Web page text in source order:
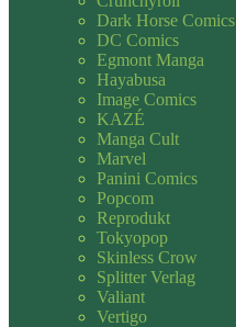
Dark Horse Comics
DC Comics
Egmont Manga
Hayabusa
Image Comics
KAZÉ
Manga Cult
Marvel
Panini Comics
Popcom
Reprodukt
Tokyopop
Skinless Crow
Splitter Verlag
Valiant
Vertigo